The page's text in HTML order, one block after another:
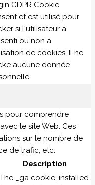
GDPR Cookie
et est utilisé pour
si l'utilisateur a
ou non à
de cookies. Il ne
aucune donnée
pour comprendre
le site Web. Ces
sur le nombre de
de trafic, etc.
Description
The _ga cookie, installed